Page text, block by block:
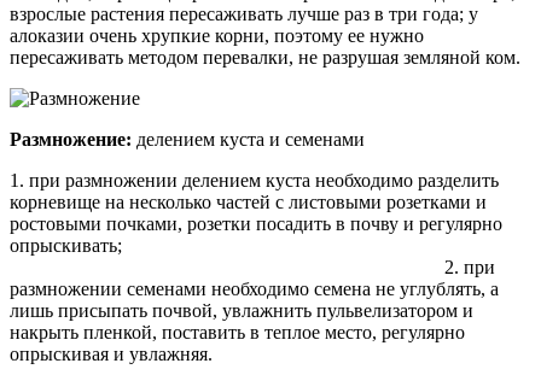
взрослые растения пересаживать лучше раз в три года; у
алоказии очень хрупкие корни, поэтому ее нужно
пересаживать методом перевалки, не разрушая земляной ком.
Размножение: делением куста и семенами
1. при размножении делением куста необходимо разделить
корневище на несколько частей с листовыми розетками и
ростовыми почками, розетки посадить в почву и регулярно
опрыскивать;
2. при
размножении семенами необходимо семена не углублять, а
лишь присыпать почвой, увлажнить пульвелизатором и
накрыть пленкой, поставить в теплое место, регулярно
опрыскивая и увлажняя.